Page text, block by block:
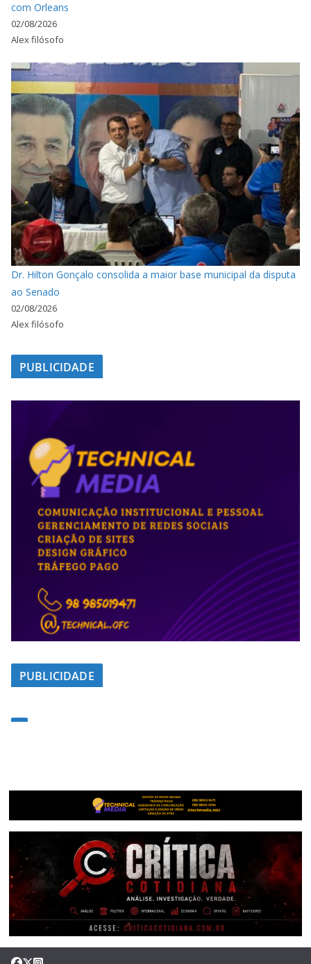
com Orleans
02/08/2026
Alex filósofo
Dr. Hilton Gonçalo consolida a maior base municipal da disputa
ao Senado
02/08/2026
Alex filósofo
PUBLICIDADE
PUBLICIDADE